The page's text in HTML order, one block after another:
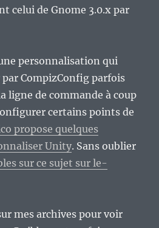
celui de Gnome 3.0.x par
personnalisation qui
par CompizConfig parfois
ligne de commande à coup
certains points de
propose quelques
Unity. Sans oublier
sur ce sujet sur le-
mes archives pour voir